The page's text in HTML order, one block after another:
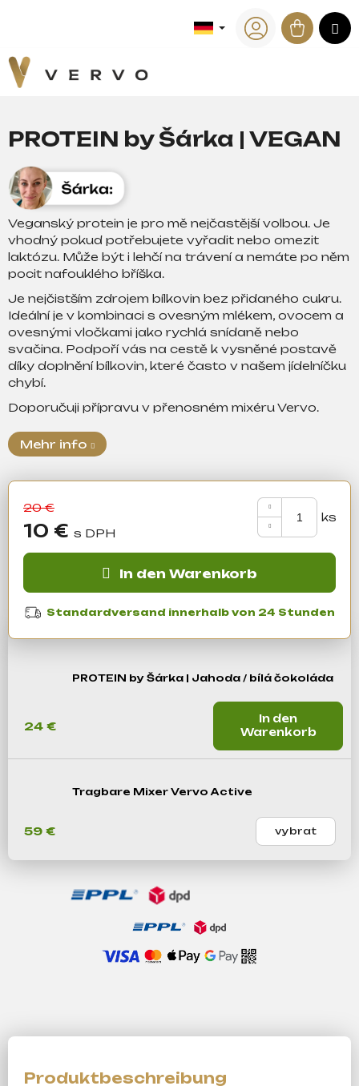
Login
PROTEIN by Šárka | VEGAN
Veganský protein je pro mě nejčastější volbou. Je
vhodný pokud potřebujete vyřadit nebo omezit
laktózu. Může být i lehčí na trávení a nemáte po něm
pocit nafouklého bříška.
Je nejčistším zdrojem bílkovin bez přidaného cukru.
Ideální je v kombinaci s ovesným mlékem, ovocem a
ovesnými vločkami jako rychlá snídaně nebo
svačina. Podpoří vás na cestě k vysněné postavě
díky doplnění bílkovin, které často v našem jídelníčku
chybí.
Doporučuji přípravu v přenosném mixéru Vervo.
Mehr info
PROTEIN by Šárka | Jahoda / bílá čokoláda
24 €
In den
Warenkorb
Tragbare Mixer Vervo Active
59 €
20 €
10 €
In den Warenkorb
Standardversand innerhalb von 24 Stunden
e
o
b
W
s
s
u
c
h
e
n
S
e
?
Suchen
i
r
e
m
p
e
h